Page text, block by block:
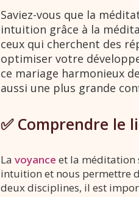
Saviez-vous que la
intuition grâce à la
ceux qui cherchent des
optimiser votre
ce mariage harmonieux
aussi une plus grande
✅ Comprendre le
La voyance et la méditation
intuition et nous permettre
deux disciplines, il est